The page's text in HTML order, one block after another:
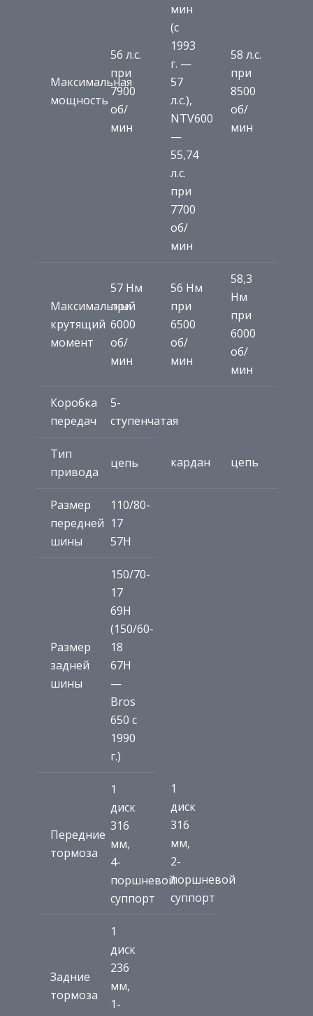
Максимальная
мощность
56 л.с.
при
7900
об/
мин
мин
(с
1993
г. —
57
л.с.),
NTV600
—
55,74
л.с.
при
7700
об/
мин
58 л.с.
при
8500
об/
мин
Максимальный
крутящий
момент
57 Нм
при
6000
об/
мин
56 Нм
при
6500
об/
мин
58,3
Нм
при
6000
об/
мин
Коробка
передач
5-
ступенчатая
Тип
привода
цепь кардан цепь
Размер
передней
шины
110/80-
17
57H
Размер
задней
шины
150/70-
17
69H
(150/60-
18
67H
—
Bros
650 с
1990
г.)
Передние
тормоза
1
диск
316
мм,
4-
поршневой
суппорт
1
диск
316
мм,
2-
поршневой
суппорт
Задние
тормоза
1
диск
236
мм,
1-